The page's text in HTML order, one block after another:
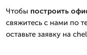
Чтобы построить
свяжитесь с нами по
оставьте заявку на